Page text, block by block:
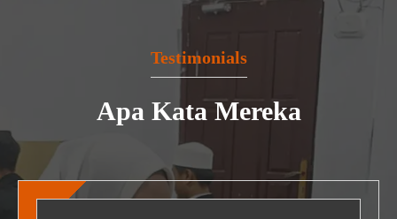
Testimonials
Apa Kata Mereka